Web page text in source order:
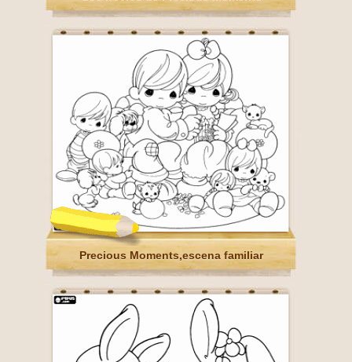
Precious Moments,escena familiar